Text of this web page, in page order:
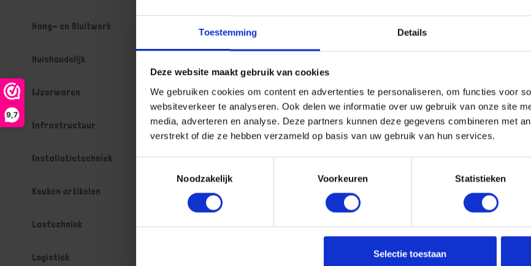
Toestemming Details
Deze website maakt gebruik van cookies
We gebruiken cookies om content en advertenties te personaliseren, om functies voor
websiteverkeer te analyseren. Ook delen we informatie over uw gebruik van onze site
media, adverteren en analyse. Deze partners kunnen deze gegevens combineren met
verstrekt of die ze hebben verzameld op basis van uw gebruik van hun services.
Noodzakelijk
Voorkeuren Statistieken
Selectie toestaan
9,7
Hang- en Sluitwerk
Huishoudelijk
IJzerwaren
Infrastructuur
Installatietechniek
Keuken artikelen
Lastechniek
Logistiek
Gtin: 8014230692029
Artikelnummer merk: 018380903
- +
Bestel nu!
Gtin:
Artikelnummer merk: 375575
-
Bestel nu!